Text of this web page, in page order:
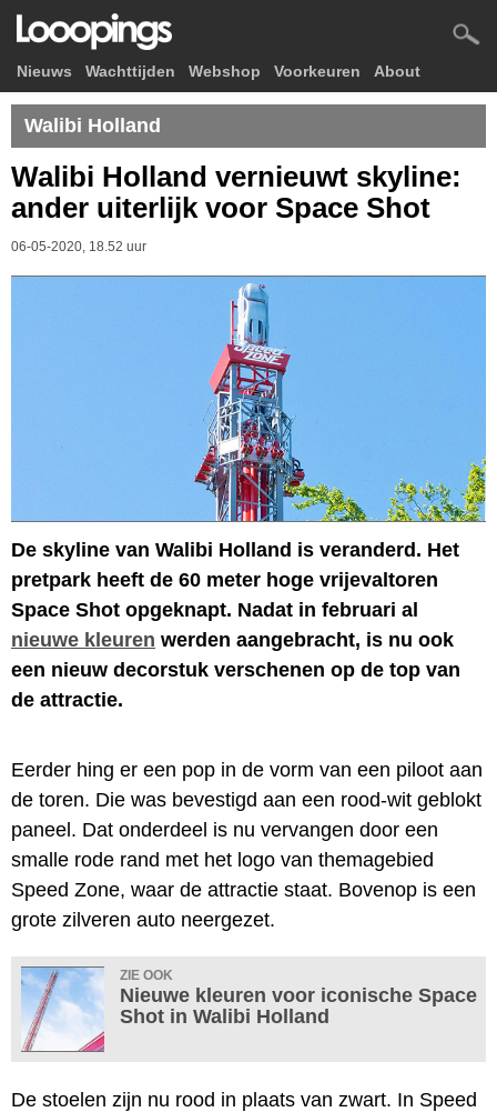
Nieuws Wachttijden Webshop Voorkeuren About
Walibi Holland
Walibi Holland vernieuwt skyline:
ander uiterlijk voor Space Shot
06-05-2020, 18.52 uur
De skyline van Walibi Holland is veranderd. Het
pretpark heeft de 60 meter hoge vrijevaltoren
Space Shot opgeknapt. Nadat in februari al
nieuwe kleuren werden aangebracht, is nu ook
een nieuw decorstuk verschenen op de top van
de attractie.
Eerder hing er een pop in de vorm van een piloot aan
de toren. Die was bevestigd aan een rood-wit geblokt
paneel. Dat onderdeel is nu vervangen door een
smalle rode rand met het logo van themagebied
Speed Zone, waar de attractie staat. Bovenop is een
grote zilveren auto neergezet.
ZIE OOK
Nieuwe kleuren voor iconische Space
Shot in Walibi Holland
De stoelen zijn nu rood in plaats van zwart. In Speed